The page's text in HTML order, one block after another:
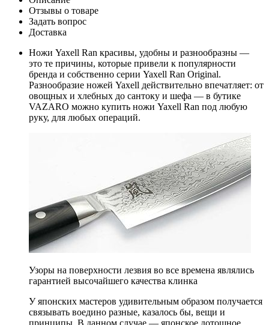
Отзывы о товаре
Задать вопрос
Доставка
Ножи Yaxell Ran красивы, удобны и разнообразны —
это те причины, которые привели к популярности
бренда и собственно серии Yaxell Ran Original.
Разнообразие ножей Yaxell действительно впечатляет: от
овощных и хлебных до сантоку и шефа — в бутике
VAZARO можно купить ножи Yaxell Ran под любую
руку, для любых операций.
Узоры на поверхности лезвия во все времена являлись
гарантией высочайшего качества клинка
У японских мастеров удивительным образом получается
связывать воедино разные, казалось бы, вещи и
принципы. В данном случае — японское дотошное